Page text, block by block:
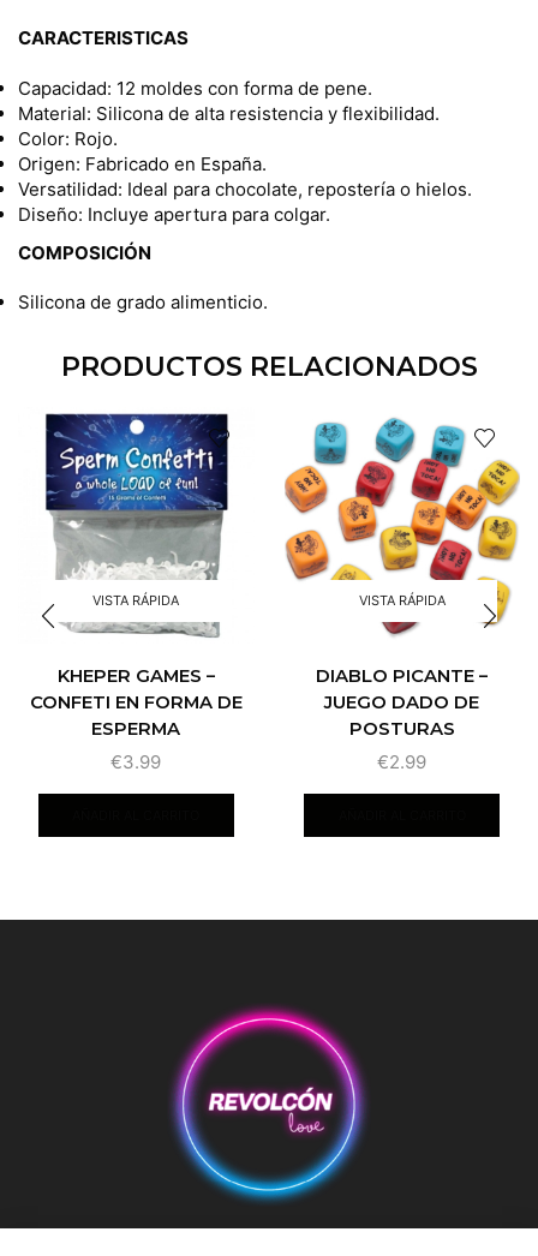
CARACTERISTICAS
Capacidad: 12 moldes con forma de pene.
Material: Silicona de alta resistencia y flexibilidad.
Color: Rojo.
Origen: Fabricado en España.
Versatilidad: Ideal para chocolate, repostería o hielos.
Diseño: Incluye apertura para colgar.
COMPOSICIÓN
Silicona de grado alimenticio.
PRODUCTOS RELACIONADOS
VISTA RÁPIDA
KHEPER GAMES –
CONFETI EN FORMA DE
ESPERMA
€3.99
VISTA RÁPIDA
DIABLO PICANTE –
JUEGO DADO DE
POSTURAS
€2.99